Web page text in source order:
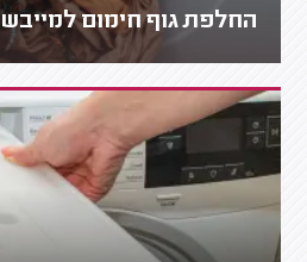
החלפת גוף חימום למייבש